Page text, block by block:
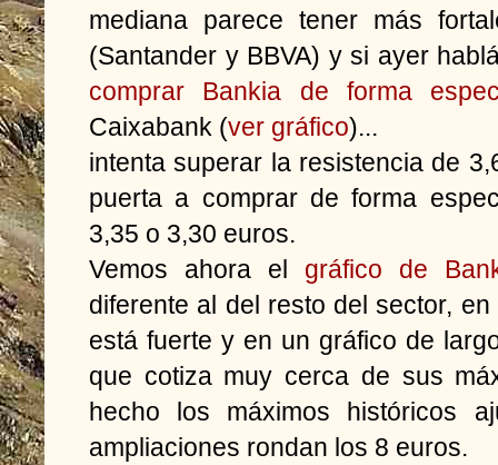
mediana parece tener más
(Santander y BBVA) y si ayer
comprar Bankia de forma
Caixabank (ver gráfico)...
intenta superar la resistencia de
puerta a comprar de forma
3,35 o 3,30 euros.
Vemos ahora el gráfico de
diferente al del resto del sector,
está fuerte y en un gráfico de
que cotiza muy cerca de sus
hecho los máximos históricos
ampliaciones rondan los 8 euros.